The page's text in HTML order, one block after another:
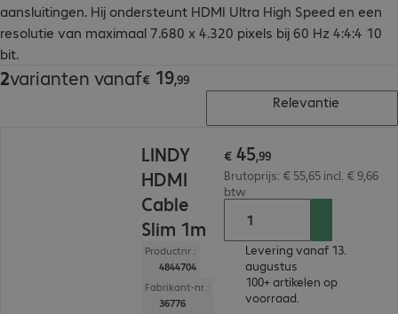
aansluitingen. Hij ondersteunt HDMI Ultra High Speed en een
resolutie van maximaal 7.680 x 4.320 pixels bij 60 Hz 4:4:4 10
bit.
2varianten vanaf€ 19,99
€ 19,99
Relevantie
LINDY
HDMI
Cable
Slim 1m
Productnr.:
4844704
Fabrikant-nr.:
36776
€ 45,99
Brutoprijs: € 55,65 incl. € 9,66
btw
Levering vanaf 13.
augustus
100+ artikelen op
voorraad.